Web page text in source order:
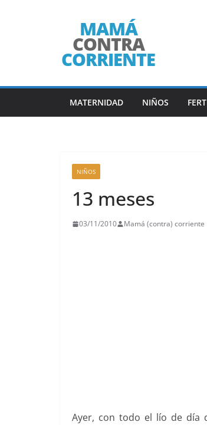
MATERNIDAD NIÑOS
NIÑOS
13 meses
03/11/2010 Mamá (contra) corriente
Ayer, con todo el lío de día